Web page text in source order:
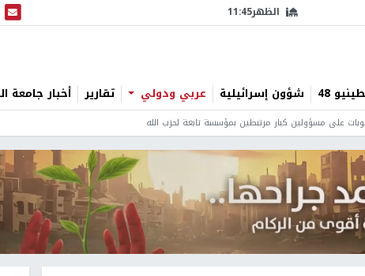
الظهر11:45 البث
48 شؤون إسرائيلية عربي ودولي تقارير أخبار جامعة
على مسؤولين كبار مرتبطين بمؤسسة تابعة لحزب الله